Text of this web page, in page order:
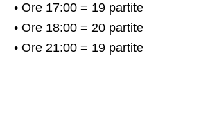
• Ore 17:00 = 19 partite
• Ore 18:00 = 20 partite
• Ore 21:00 = 19 partite